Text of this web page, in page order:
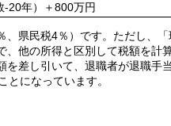
-20年）＋800万円
県民税4％）です。ただし、「
他の所得と区別して税額を計
差し引いて、退職者が退職手
になっています。